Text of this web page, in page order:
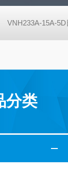
VNH233A-15A-5D
分类